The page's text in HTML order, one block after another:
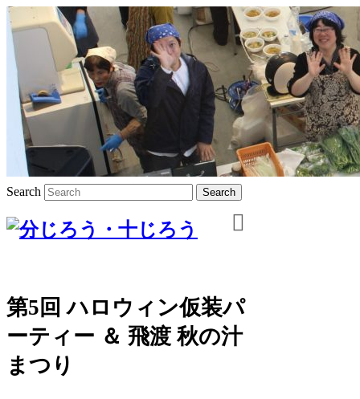
Search
第5回 ハロウィン仮装パ
ーティー ＆ 飛渡 秋の汁
まつり